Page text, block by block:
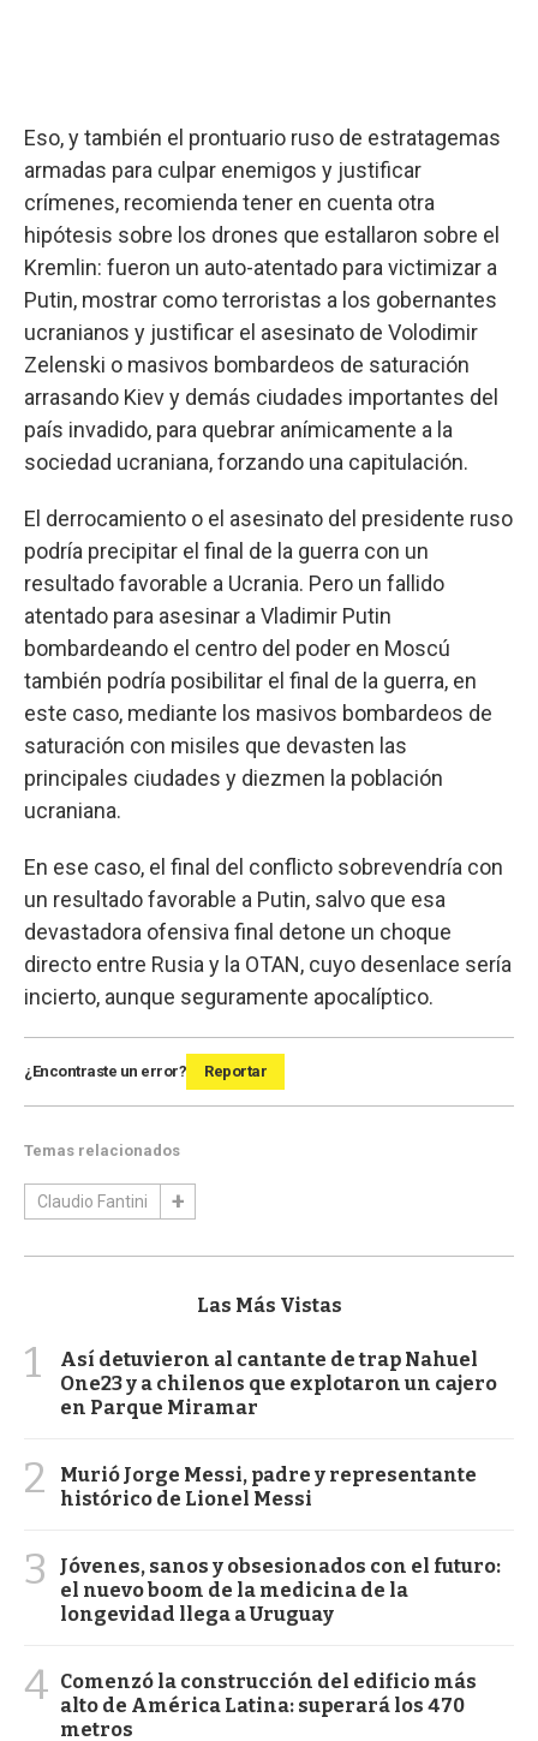
Eso, y también el prontuario ruso de estratagemas
armadas para culpar enemigos y justificar
crímenes, recomienda tener en cuenta otra
hipótesis sobre los drones que estallaron sobre el
Kremlin: fueron un auto-atentado para victimizar a
Putin, mostrar como terroristas a los gobernantes
ucranianos y justificar el asesinato de Volodimir
Zelenski o masivos bombardeos de saturación
arrasando Kiev y demás ciudades importantes del
país invadido, para quebrar anímicamente a la
sociedad ucraniana, forzando una capitulación.
El derrocamiento o el asesinato del presidente ruso
podría precipitar el final de la guerra con un
resultado favorable a Ucrania. Pero un fallido
atentado para asesinar a Vladimir Putin
bombardeando el centro del poder en Moscú
también podría posibilitar el final de la guerra, en
este caso, mediante los masivos bombardeos de
saturación con misiles que devasten las
principales ciudades y diezmen la población
ucraniana.
En ese caso, el final del conflicto sobrevendría con
un resultado favorable a Putin, salvo que esa
devastadora ofensiva final detone un choque
directo entre Rusia y la OTAN, cuyo desenlace sería
incierto, aunque seguramente apocalíptico.
¿Encontraste un error? Reportar
Temas relacionados
Claudio Fantini
Las Más Vistas
1
Así detuvieron al cantante de trap Nahuel
One23 y a chilenos que explotaron un cajero
en Parque Miramar
2
Murió Jorge Messi, padre y representante
histórico de Lionel Messi
3
Jóvenes, sanos y obsesionados con el futuro:
el nuevo boom de la medicina de la
longevidad llega a Uruguay
4 Comenzó la construcción del edificio más
alto de América Latina: superará los 470
metros